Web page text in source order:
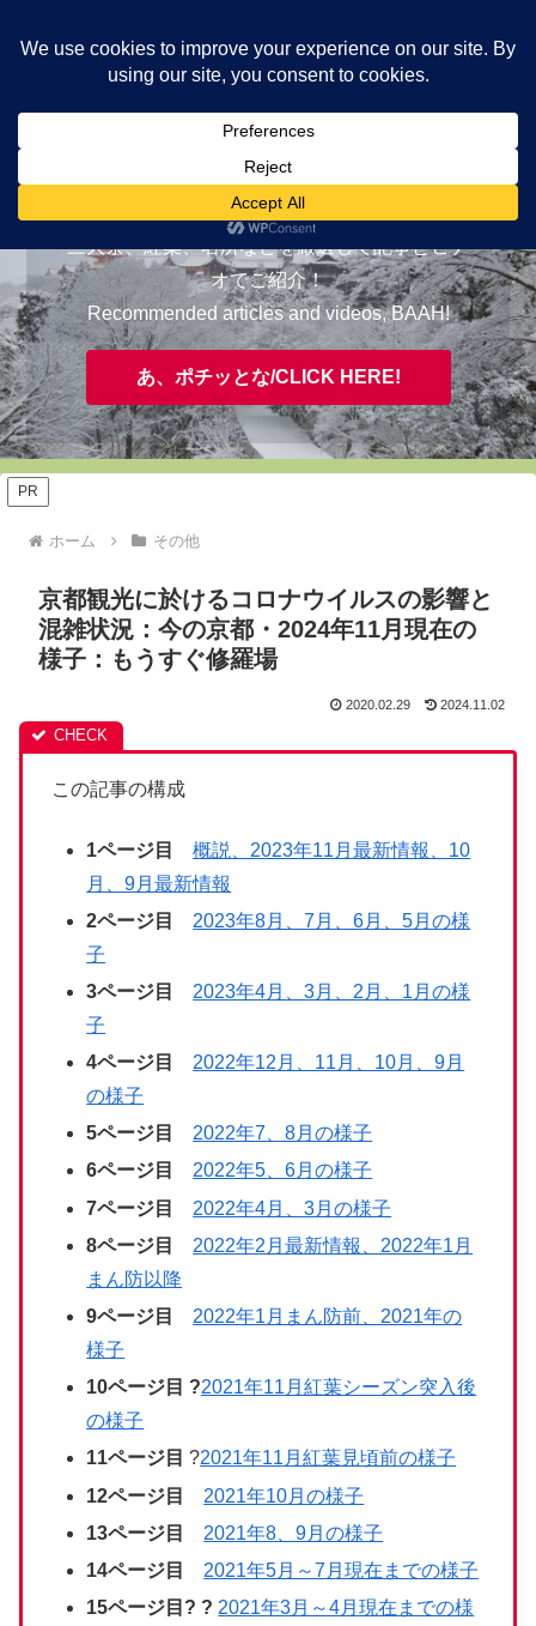
EVAAH!
おすすめ/RECOMMENDED
三大祭、紅葉、名所などを厳選して記事とビデ
オでご紹介！
Recommended articles and videos, BAAH!
あ、ポチッとな/CLICK HERE!
PR
ホーム その他
京都観光に於けるコロナウイルスの影響と
混雑状況：今の京都・2024年11月現在の
様子：もうすぐ修羅場
2020.02.29 2024.11.02
この記事の構成
1ページ目
概説、2023年11月最新情報、10
月、9月最新情報
2ページ目 2023年8月、7月、6月、5月の様
子
3ページ目
2023年4月、3月、2月、1月の様
子
4ページ目 2022年12月、11月、10月、9月
の様子
5ページ目
2022年7、8月の様子
6ページ目
2022年5、6月の様子
7ページ目
2022年4月、3月の様子
8ページ目 2022年2月最新情報、2022年1月
まん防以降
9ページ目 2022年1月まん防前、2021年の
様子
10ページ目 ?2021年11月紅葉シーズン突入後
の様子
11ページ目 ?2021年11月紅葉見頃前の様子
12ページ目
2021年10月の様子
13ページ目
2021年8、9月の様子
14ページ目
2021年5月～7月現在までの様子
15ページ目? ? 2021年3月～4月現在までの様